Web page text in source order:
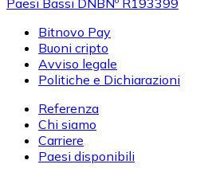
AcquistareUniswap
UNI
Paesi Bassi DNBNº R193399
Bitnovo Pay
Buoni cripto
Avviso legale
Politiche e Dichiarazioni
Referenza
Chi siamo
Carriere
Paesi disponibili